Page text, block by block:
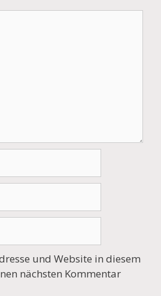
und Website in diesem
nächsten Kommentar